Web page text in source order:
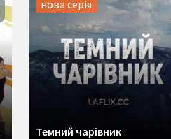
нова серія
Темний чарівник